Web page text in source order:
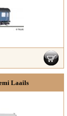
Laails